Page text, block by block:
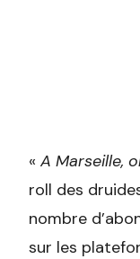
« A Marseille,
roll des
nombre
sur les